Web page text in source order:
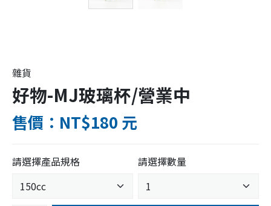
雜貨
好物-MJ玻璃杯/營業中
售價：NT$180 元
請選擇產品規格 請選擇數量